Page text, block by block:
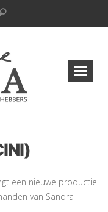
een nieuwe productie
van Sandra